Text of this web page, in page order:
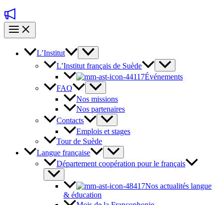
L’Institut
L’Institut français de Suède
Événements
FAQ
Nos missions
Nos partenaires
Contacts
Emplois et stages
Tour de Suède
Langue française
Département coopération pour le français
Nos actualités langue
& éducation